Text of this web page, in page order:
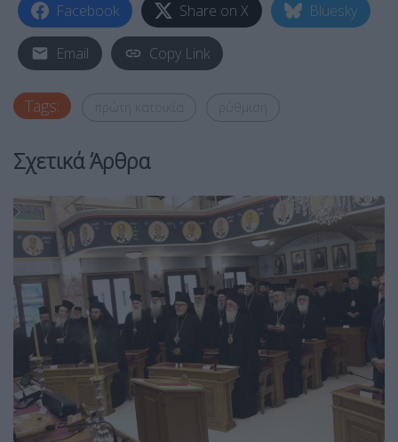
Facebook Share on X Bluesky
Email Copy Link
Tags:
Σχετικά Άρθρα